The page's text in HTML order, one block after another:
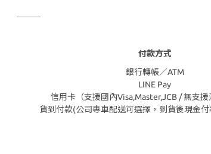
付款方式
銀行轉帳／ATM
LINE Pay
信用卡（支援國內Visa,Master,JCB / 無支援
貨到付款(公司專車配送可選擇，到貨後現金